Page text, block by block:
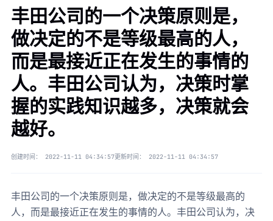
丰田公司的一个决策原则是，
做决定的不是等级最高的人，
而是最接近正在发生的事情的
人。丰田公司认为，决策时掌
握的实践知识越多，决策就会
越好。
创建时间： 2022-11-11 04:34:57更新时间： 2022-11-11 04:34:57
丰田公司的一个决策原则是，做决定的不是等级最高的
人，而是最接近正在发生的事情的人。丰田公司认为，决